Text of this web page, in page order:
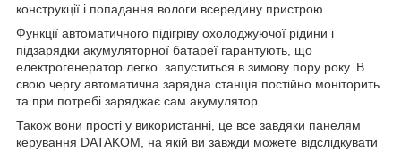
конструкції і попадання вологи всередину пристрою.
Функції автоматичного підігріву охолоджуючої рідини і
підзарядки акумуляторної батареї гарантують, що
електрогенератор легко запуститься в зимову пору року. В
свою чергу автоматична зарядна станція постійно моніторить
та при потребі заряджає сам акумулятор.
Також вони прості у використанні, це все завдяки панелям
керування DATAKOM, на якій ви завжди можете відслідкувати